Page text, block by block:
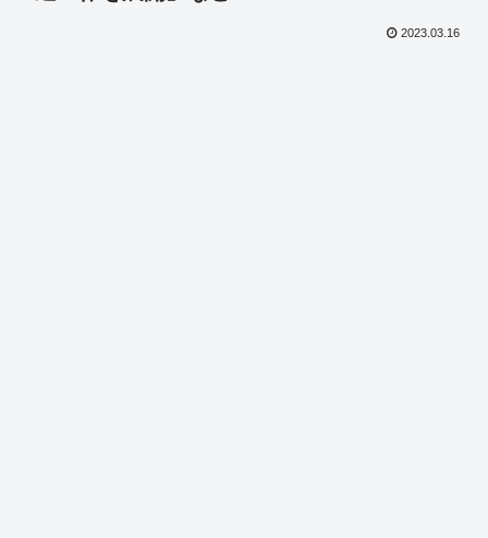
2023.03.16